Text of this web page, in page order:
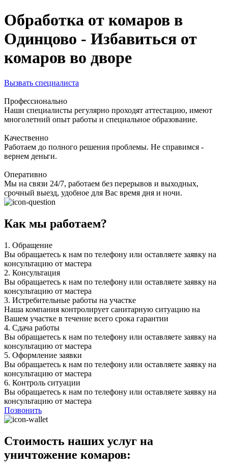
Обработка от комаров в
Одинцово - Избавиться от
комаров во дворе
Вызвать специалиста
Профессионально
Наши специалисты регулярно проходят аттестацию, имеют
многолетний опыт работы и специальное образование.
Качественно
Работаем до полного решения проблемы. Не справимся -
вернем деньги.
Оперативно
Мы на связи 24/7, работаем без перерывов и выходных,
срочный выезд, удобное для Вас время дня и ночи.
Как мы работаем?
1. Обращение
Вы обращаетесь к нам по телефону или оставляете заявку на
консультацию от мастера
2. Консультация
Вы обращаетесь к нам по телефону или оставляете заявку на
консультацию от мастера
3. Истребительные работы на участке
Наша компания контролирует санитарную ситуацию на
Вашем участке в течение всего срока гарантии
4. Сдача работы
Вы обращаетесь к нам по телефону или оставляете заявку на
консультацию от мастера
5. Оформление заявки
Вы обращаетесь к нам по телефону или оставляете заявку на
консультацию от мастера
6. Контроль ситуации
Вы обращаетесь к нам по телефону или оставляете заявку на
консультацию от мастера
Позвонить
Стоимость наших услуг на
уничтожение комаров: